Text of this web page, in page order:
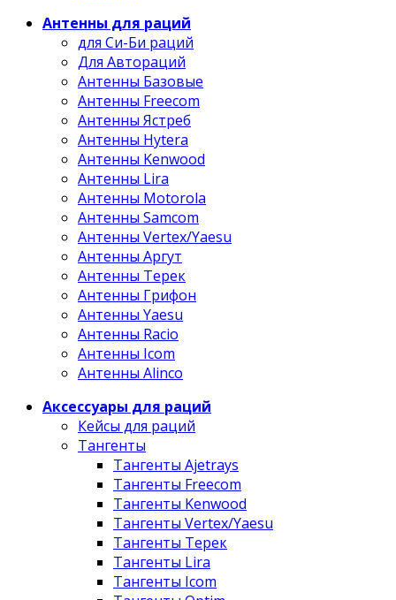
Антенны для раций
для Си-Би раций
Для Автораций
Антенны Базовые
Антенны Freecom
Антенны Ястреб
Антенны Hytera
Антенны Kenwood
Антенны Lira
Антенны Motorola
Антенны Samcom
Антенны Vertex/Yaesu
Антенны Аргут
Антенны Терек
Антенны Грифон
Антенны Yaesu
Антенны Racio
Антенны Icom
Антенны Alinco
Аксессуары для раций
Кейсы для раций
Тангенты
Тангенты Ajetrays
Тангенты Freecom
Тангенты Kenwood
Тангенты Vertex/Yaesu
Тангенты Терек
Тангенты Lira
Тангенты Icom